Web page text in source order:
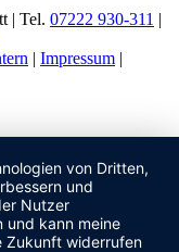
| Tel. 07222 930-311 |
| Impressum |
von Dritten,
und
Nutzer
und kann meine
Zukunft widerrufen